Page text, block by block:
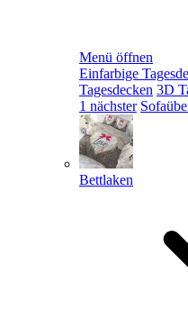
Menü öffnen
Einfarbige
Tagesdecken 3D
1 nächster
Bettlaken